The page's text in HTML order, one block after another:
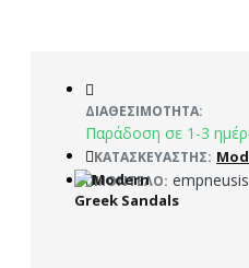
ΔΙΑΘΕΣΙΜΌΤΗΤΑ:
Παράδοση σε 1-3
ΚΑΤΑΣΚΕΥΑΣΤΉΣ:
ΜΟΝΤΈΛΟ: